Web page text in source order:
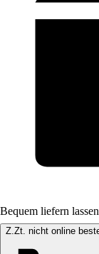
Bequem liefern lassen
Z.Zt. nicht online